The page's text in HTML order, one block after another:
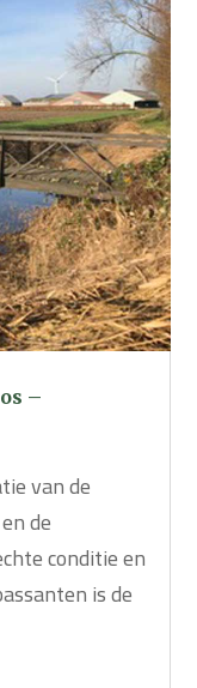
–
van de
de
conditie en
is de